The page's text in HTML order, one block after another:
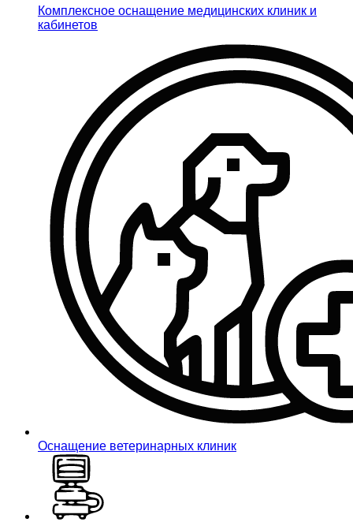
Комплексное оснащение медицинских клиник и
кабинетов
Оснащение ветеринарных клиник